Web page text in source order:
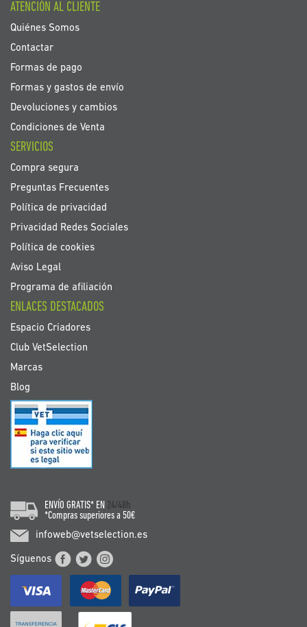
de
noticias:
ATENCIÓN AL CLIENTE
Quiénes Somos
Contactar
Formas de pago
Formas y gastos de envío
Devoluciones y cambios
Condiciones de Venta
SERVICIOS
Compra segura
Preguntas Frecuentes
Política de privacidad
Privacidad Redes Sociales
Política de cookies
Aviso Legal
Programa de afiliación
ENLACES DESTACADOS
Espacio Criadores
Club VetSelection
Marcas
Blog
ENVÍO GRATIS* EN 24/48h
*Compras superiores a 50€
infoweb@vetselection.es
Síguenos